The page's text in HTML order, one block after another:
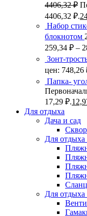
4406,32₽
4406,32 ₽.
Набор
блокнотом
259,34 ₽ –
Зонт-
цен: 748,26
Папка-
17,29 ₽.
Для отдыха
Дача и сад
Для
Для отдыха